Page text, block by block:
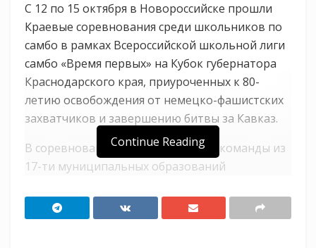
С 12 по 15 октября в Новороссийске прошли
Краевые соревнования среди школьников по
самбо в рамках Всероссийской школьной лиги
самбо «Время первых» на Кубок губернатора
Краснодарского края, приуроченных к 80-
летию освобождения от немецко-фашистских
захватчиков и завершению битвы за Кавказ.
В соревнованиях приняли участие команды из
17-ти муниципальных образований
представляла команда школы № 33 станицы
Архангельской, которая заняла первое место
Continue Reading